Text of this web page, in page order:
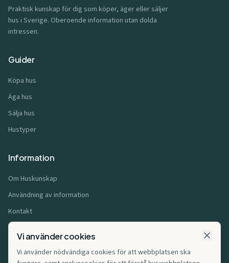
Praktisk kunskap för dig som köper, äger eller säljer
hus i Sverige. Oberoende information utan dolda
intressen.
Guider
Köpa hus
Äga hus
Sälja hus
Hustyper
Information
Om Huskunskap
Användning av information
Kontakt
Användarvillkor
Cookiepolicy
Vi använder cookies
Vi använder nödvändiga cookies för att webbplatsen ska